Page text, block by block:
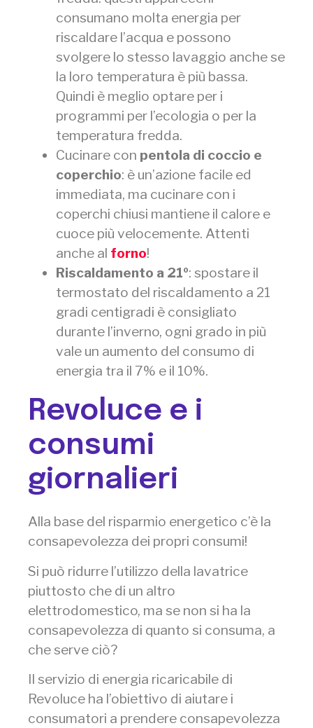
consumano molta energia per
riscaldare l’acqua e possono
svolgere lo stesso lavaggio anche se
la loro temperatura è più bassa.
Quindi è meglio optare per i
programmi per l’ecologia o per la
temperatura fredda.
Cucinare con pentola di coccio e
coperchio: è un’azione facile ed
immediata, ma cucinare con i
coperchi chiusi mantiene il calore e
cuoce più velocemente. Attenti
anche al forno!
Riscaldamento a 21º: spostare il
termostato del riscaldamento a 21
gradi centigradi è consigliato
durante l’inverno, ogni grado in più
vale un aumento del consumo di
energia tra il 7% e il 10%.
Revoluce e i
consumi
giornalieri
Alla base del risparmio energetico c’è la
consapevolezza dei propri consumi!
Si può ridurre l’utilizzo della lavatrice
piuttosto che di un altro
elettrodomestico, ma se non si ha la
consapevolezza di quanto si consuma, a
che serve ciò?
Il servizio di energia ricaricabile di
Revoluce ha l’obiettivo di aiutare i
consumatori a prendere consapevolezza